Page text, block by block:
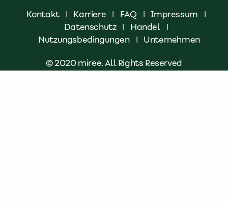
Kontakt | Karriere | FAQ | Impressum
|
Datenschutz | Handel
|
Nutzungsbedingungen
| Unternehmen
© 2020 miree. All Rights Reserved